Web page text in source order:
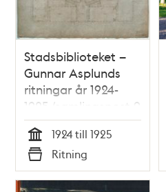
Stadsbiblioteket –
Gunnar Asplunds
ritningar år 1924-
1925 (samlingspost 9
ritningar)
Tid
1924 till 1925
Typ
Ritning